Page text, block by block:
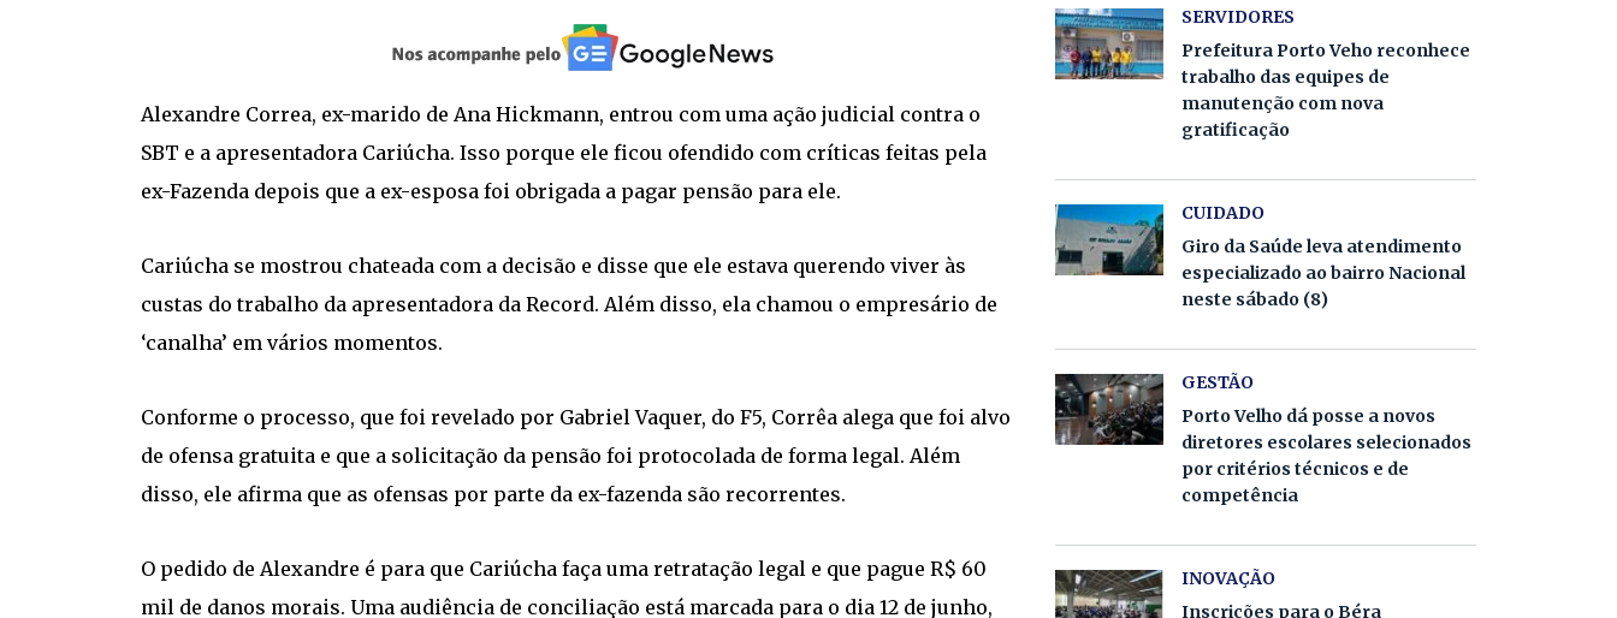
Alexandre Correa, ex-marido de Ana Hickmann, entrou com uma ação judicial contra o
SBT e a apresentadora Cariúcha. Isso porque ele ficou ofendido com críticas feitas pela
ex-Fazenda depois que a ex-esposa foi obrigada a pagar pensão para ele.
Cariúcha se mostrou chateada com a decisão e disse que ele estava querendo viver às
custas do trabalho da apresentadora da Record. Além disso, ela chamou o empresário de
‘canalha’ em vários momentos.
Conforme o processo, que foi revelado por Gabriel Vaquer, do F5, Corrêa alega que foi alvo
de ofensa gratuita e que a solicitação da pensão foi protocolada de forma legal. Além
disso, ele afirma que as ofensas por parte da ex-fazenda são recorrentes.
O pedido de Alexandre é para que Cariúcha faça uma retratação legal e que pague R$ 60
mil de danos morais. Uma audiência de conciliação está marcada para o dia 12 de junho,
SERVIDORES
Prefeitura Porto Veho reconhece
trabalho das equipes de
manutenção com nova
gratificação
CUIDADO
Giro da Saúde leva atendimento
especializado ao bairro Nacional
neste sábado (8)
GESTÃO
Porto Velho dá posse a novos
diretores escolares selecionados
por critérios técnicos e de
competência
INOVAÇÃO
Inscrições para o Béra